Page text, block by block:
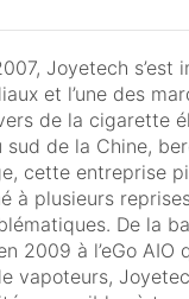
Joyetech s’est
et l’une des
de la cigarette
sud de la Chine,
cette entreprise
à plusieurs
De la
2009 à l’eGo AIO
vapoteurs,